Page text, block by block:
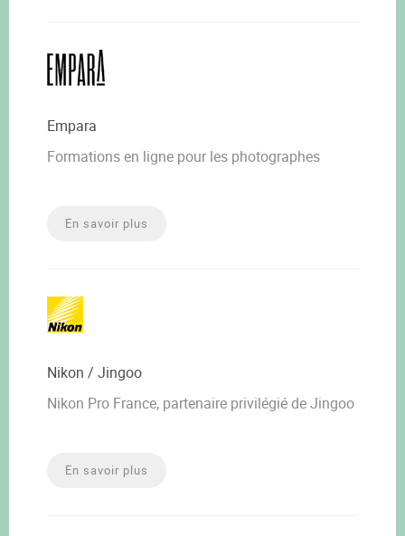
Empara
Formations en ligne pour les photographes
En savoir plus
Nikon / Jingoo
Nikon Pro France, partenaire privilégié de Jingoo
En savoir plus